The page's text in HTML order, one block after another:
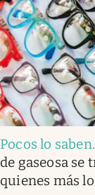
Pocos lo saben.
de gaseosa
quienes más